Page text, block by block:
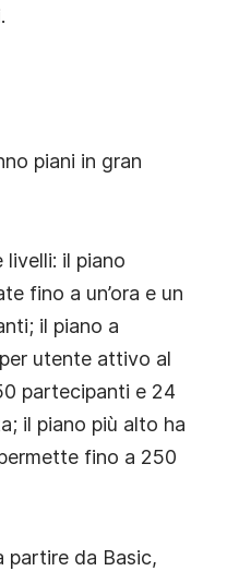
piani in gran
il piano
fino a un’ora e un
il piano a
utente attivo al
partecipanti e 24
il piano più alto ha
fino a 250
partire da Basic,